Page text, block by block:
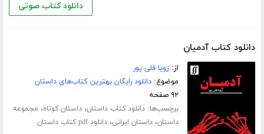
دانلود کتاب صوتی
دانلود کتاب آدمیان
از:زویا قلی پور
موضوع:دانلود رایگان بهترین کتاب‌های داستان
۹۲ صفحه
برچسب‌ها:دانلود کتاب داستان،داستان کوتاه، مجموعه
داستان،داستان ایرانی،دانلود pdf کتاب داستان